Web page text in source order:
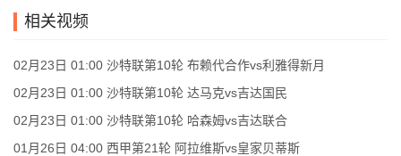
相关视频
02月23日 01:00 沙特联第10轮 布赖代合作vs利雅得新月
02月23日 01:00 沙特联第10轮 达马克vs吉达国民
02月23日 01:00 沙特联第10轮 哈森姆vs吉达联合
01月26日 04:00 西甲第21轮 阿拉维斯vs皇家贝蒂斯